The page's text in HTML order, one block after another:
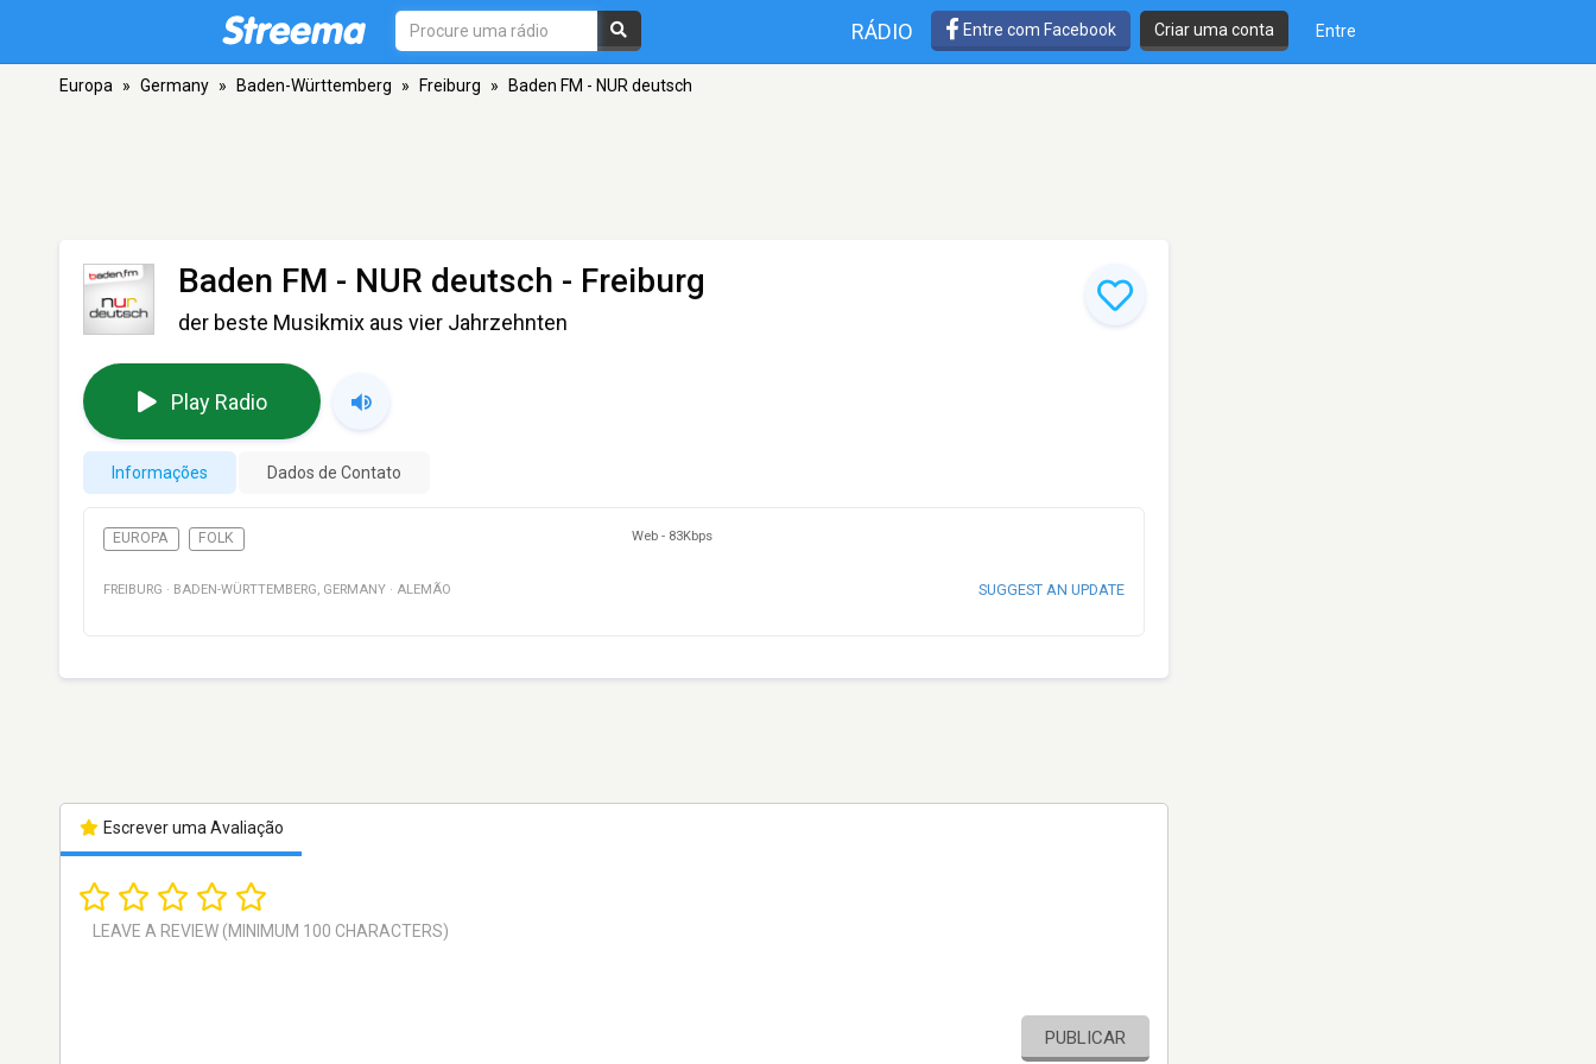
RÁDIO Entre com Facebook Criar uma conta Entre
Europa » Germany » Baden-Württemberg » Freiburg » Baden FM - NUR deutsch
Baden FM - NUR deutsch - Freiburg
der beste Musikmix aus vier Jahrzehnten
Play Radio
Informações Dados de Contato
EUROPA FOLK Web - 83Kbps
FREIBURG · BADEN-WÜRTTEMBERG, GERMANY · ALEMÃO SUGGEST AN UPDATE
Escrever uma Avaliação
PUBLICAR